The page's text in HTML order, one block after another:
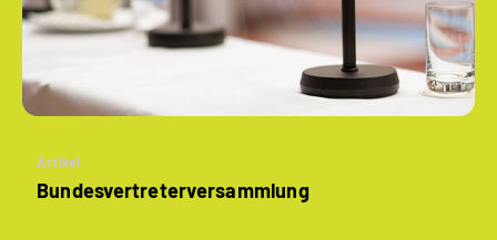
Artikel
Bundesvertreter­versammlung